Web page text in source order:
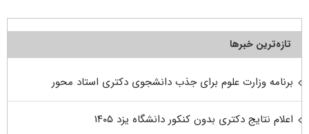
تازه‌ترین خبرها
برنامه وزارت علوم برای جذب دانشجوی دکتری استاد محور
اعلام نتایج دکتری بدون کنکور دانشگاه یزد ۱۴۰۵